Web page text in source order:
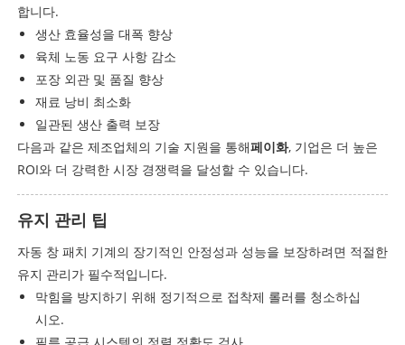
합니다.
생산 효율성을 대폭 향상
육체 노동 요구 사항 감소
포장 외관 및 품질 향상
재료 낭비 최소화
일관된 생산 출력 보장
다음과 같은 제조업체의 기술 지원을 통해페이화, 기업은 더 높은
ROI와 더 강력한 시장 경쟁력을 달성할 수 있습니다.
유지 관리 팁
자동 창 패치 기계의 장기적인 안정성과 성능을 보장하려면 적절한
유지 관리가 필수적입니다.
막힘을 방지하기 위해 정기적으로 접착제 롤러를 청소하십
시오.
필름 공급 시스템의 정렬 정확도 검사